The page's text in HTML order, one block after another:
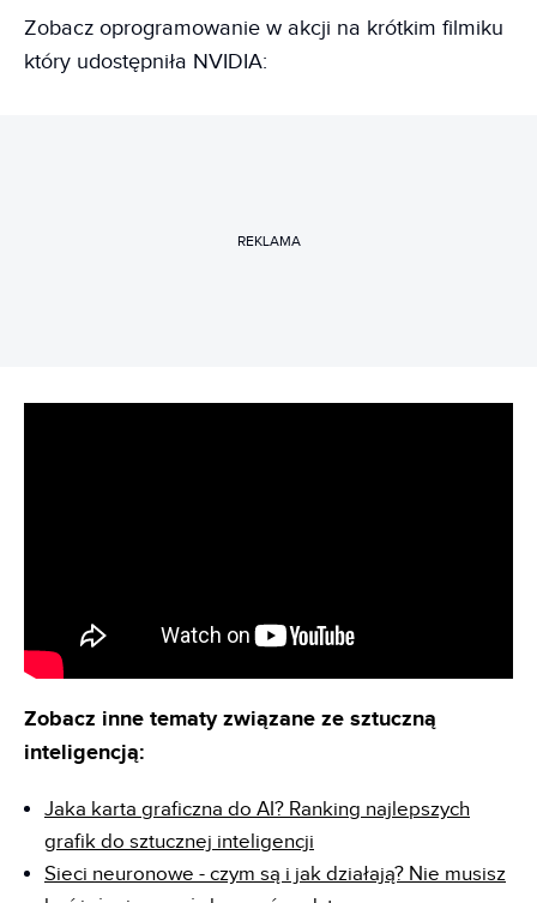
Zobacz oprogramowanie w akcji na krótkim filmiku
który udostępniła NVIDIA:
REKLAMA
Zobacz inne tematy związane ze sztuczną
inteligencją:
Jaka karta graficzna do AI? Ranking najlepszych
grafik do sztucznej inteligencji
Sieci neuronowe - czym są i jak działają? Nie musisz